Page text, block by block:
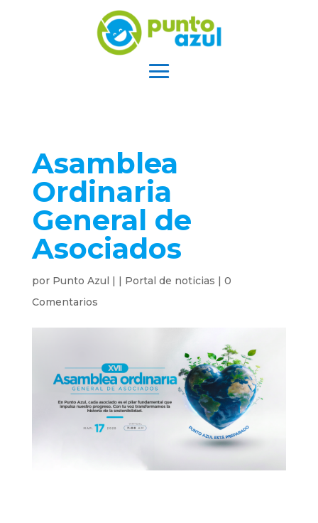
Asamblea
Ordinaria
General de
Asociados
por Punto Azul | | Portal de noticias | 0
Comentarios